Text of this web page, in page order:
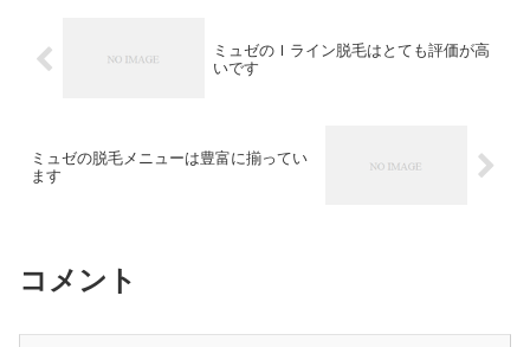
ミュゼのＩライン脱毛はとても評価が高
いです
ミュゼの脱毛メニューは豊富に揃ってい
ます
コメント